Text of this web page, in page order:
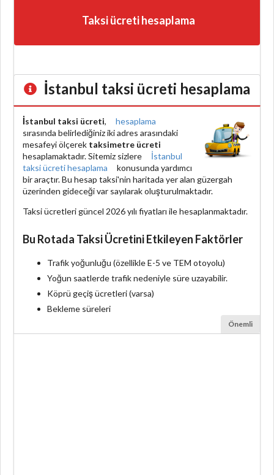
Taksi ücreti hesaplama
İstanbul taksi ücreti hesaplama
İstanbul taksi ücreti,
hesaplama
sırasında belirlediğiniz iki adres arasındaki
mesafeyi ölçerek taksimetre ücreti
hesaplamaktadır. Sitemiz sizlere
İstanbul
taksi ücreti hesaplama
konusunda yardımcı
bir araçtır. Bu hesap taksi'nin haritada yer alan güzergah
üzerinden gideceği var sayılarak oluşturulmaktadır.
Taksi ücretleri güncel 2026 yılı fiyatları ile hesaplanmaktadır.
Bu Rotada Taksi Ücretini Etkileyen Faktörler
Trafik yoğunluğu (özellikle E-5 ve TEM otoyolu)
Yoğun saatlerde trafik nedeniyle süre uzayabilir.
Köprü geçiş ücretleri (varsa)
Bekleme süreleri
Önemli